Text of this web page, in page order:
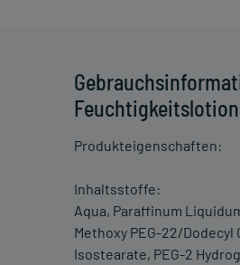
Feuchtigkeitslotion
Produkteigenschaften:
Inhaltsstoffe:
Aqua, Paraffinum
Methoxy PEG-22/Dodecyl
Isostearate, PEG-2